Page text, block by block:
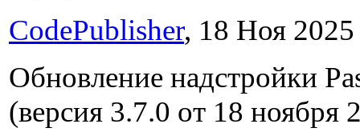
CodePublisher, 18 Ноя
Обновление надстройки
(версия 3.7.0 от 18 ноября